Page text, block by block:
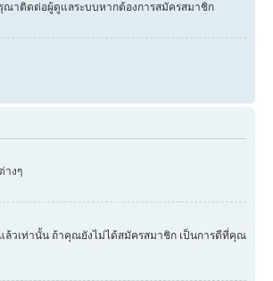
ณาติดต่อผู้ดูแลระบบหากต้องการสมัครสมาชิก
างๆ
ล้วเท่านั้น ถ้าคุณยังไม่ได้สมัครสมาชิก เป็นการดีที่คุณ